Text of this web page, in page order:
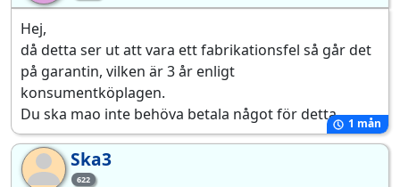
Hej,
då detta ser ut att vara ett fabrikationsfel så går det
på garantin, vilken är 3 år enligt
konsumentköplagen.
Du ska mao inte behöva betala något för detta. 1 mån
Sk 622
Ska3